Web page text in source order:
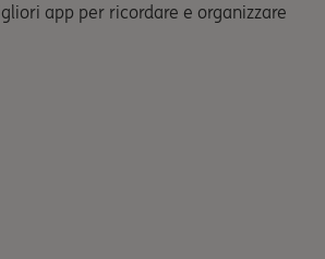
app per ricordare e organizzare